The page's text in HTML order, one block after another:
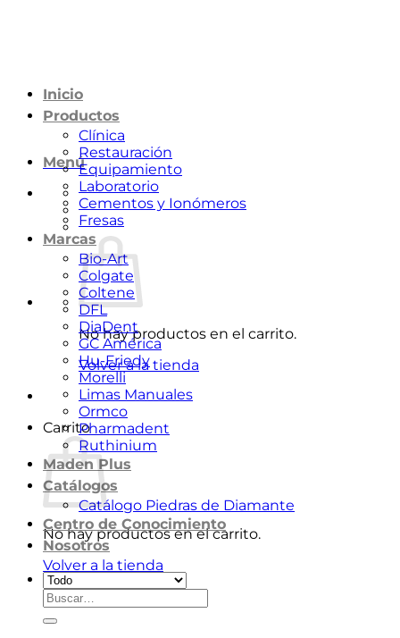
Menú
No hay productos en el carrito.
Volver a la tienda
Carrito
No hay productos en el carrito.
Volver a la tienda
Inicio
Productos
Clínica
Restauración
Equipamiento
Laboratorio
Cementos y Ionómeros
Fresas
Marcas
Bio-Art
Colgate
Coltene
DFL
DiaDent
GC América
Hu-Friedy
Morelli
Limas Manuales
Ormco
Pharmadent
Ruthinium
Maden Plus
Catálogos
Catálogo Piedras de Diamante
Centro de Conocimiento
Nosotros
Buscar
por: